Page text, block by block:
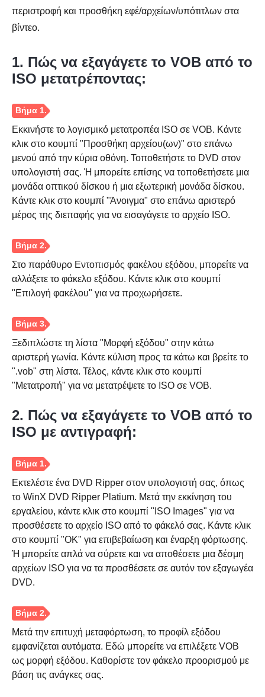
περιστροφή και προσθήκη εφέ/αρχείων/υπότιτλων στα
βίντεο.
1. Πώς να εξαγάγετε το VOB από το
ISO μετατρέποντας:
Βήμα 1.
Εκκινήστε το λογισμικό μετατροπέα ISO σε VOB. Κάντε
κλικ στο κουμπί "Προσθήκη αρχείου(ων)" στο επάνω
μενού από την κύρια οθόνη. Τοποθετήστε το DVD στον
υπολογιστή σας. Ή μπορείτε επίσης να τοποθετήσετε μια
μονάδα οπτικού δίσκου ή μια εξωτερική μονάδα δίσκου.
Κάντε κλικ στο κουμπί "Άνοιγμα" στο επάνω αριστερό
μέρος της διεπαφής για να εισαγάγετε το αρχείο ISO.
Στο παράθυρο Εντοπισμός φακέλου εξόδου, μπορείτε να
αλλάξετε το φάκελο εξόδου. Κάντε κλικ στο κουμπί
"Επιλογή φακέλου" για να προχωρήσετε.
Βήμα 3.
Ξεδιπλώστε τη λίστα "Μορφή εξόδου" στην κάτω
αριστερή γωνία. Κάντε κύλιση προς τα κάτω και βρείτε το
".vob" στη λίστα. Τέλος, κάντε κλικ στο κουμπί
"Μετατροπή" για να μετατρέψετε το ISO σε VOB.
2. Πώς να εξαγάγετε το VOB από το
ISO με αντιγραφή:
Εκτελέστε ένα DVD Ripper στον υπολογιστή σας, όπως
το WinX DVD Ripper Platium. Μετά την εκκίνηση του
εργαλείου, κάντε κλικ στο κουμπί "ISO Images" για να
προσθέσετε το αρχείο ISO από το φάκελό σας. Κάντε κλικ
στο κουμπί "OK" για επιβεβαίωση και έναρξη φόρτωσης.
Ή μπορείτε απλά να σύρετε και να αποθέσετε μια δέσμη
αρχείων ISO για να τα προσθέσετε σε αυτόν τον εξαγωγέα
DVD.
Μετά την επιτυχή μεταφόρτωση, το προφίλ εξόδου
εμφανίζεται αυτόματα. Εδώ μπορείτε να επιλέξετε VOB
ως μορφή εξόδου. Καθορίστε τον φάκελο προορισμού με
βάση τις ανάγκες σας.